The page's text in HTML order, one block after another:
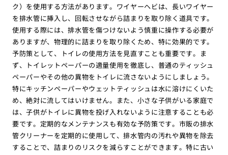
ク）を使用する方法があります。ワイヤーヘビは、長いワイヤー
を排水管に挿入し、回転させながら詰まりを取り除く道具です。
使用する際には、排水管を傷つけないよう慎重に操作する必要が
ありますが、物理的に詰まりを取り除くため、特に効果的です。
予防策として、トイレの使用方法を見直すことも重要です。ま
ず、トイレットペーパーの適量使用を徹底し、普通のティッシュ
ペーパーやその他の異物をトイレに流さないようにしましょう。
特にキッチンペーパーやウェットティッシュは水に溶けにくいた
め、絶対に流してはいけません。また、小さな子供がいる家庭で
は、子供がトイレに異物を投げ入れないように注意することも必
要です。定期的なメンテナンスも有効な予防策です。市販の排水
管クリーナーを定期的に使用して、排水管内の汚れや異物を除去
することで、詰まりのリスクを減らすことができます。特に古い